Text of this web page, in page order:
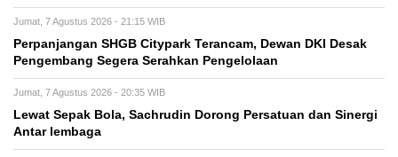
Jumat, 7 Agustus 2026 - 21:15 WIB
Perpanjangan SHGB Citypark Terancam, Dewan DKI Desak
Pengembang Segera Serahkan Pengelolaan
Jumat, 7 Agustus 2026 - 20:35 WIB
Lewat Sepak Bola, Sachrudin Dorong Persatuan dan Sinergi
Antar lembaga